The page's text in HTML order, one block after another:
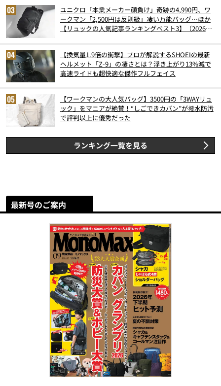
ユニクロ「本業メーカー顔負け」奇跡の4,990円、ワ
ークマン「2,500円は反則級」凄い万能バッグ…ほか
【リュックの人気記事ランキングベスト3】（2026年
【換気量1.9倍の衝撃】プロが解説するSHOEIの最新
ヘルメット「Z-9」の凄さとは？浮き上がり13%減で
高速ライドも超快適な傑作フルフェイス
【ワークマンの大人気バッグ】3500円の「3WAYリュ
ック」をマニアが絶賛！“しごできカバン”が撥水防汚
で評判以上に優秀だった
ランキング一覧を見る
最新号のご案内